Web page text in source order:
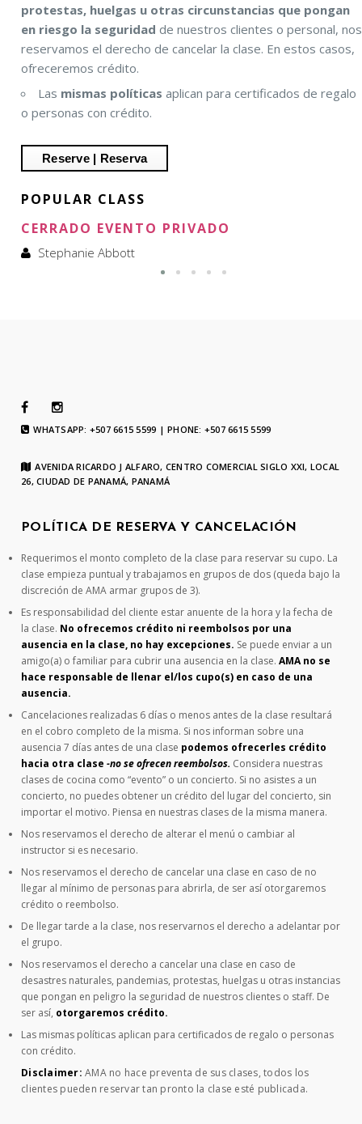
protestas, huelgas u otras circunstancias que pongan
en riesgo la seguridad de nuestros clientes o personal, nos
reservamos el derecho de cancelar la clase. En estos casos,
ofreceremos crédito.
Las mismas políticas aplican para certificados de regalo
o personas con crédito.
POPULAR CLASS
CERRADO EVENTO PRIVADO
Stephanie Abbott
WHATSAPP: +507 6615 5599 | PHONE: +507 6615 5599
AVENIDA RICARDO J ALFARO, CENTRO COMERCIAL SIGLO XXI, LOCAL
26, CIUDAD DE PANAMÁ, PANAMÁ
POLÍTICA DE RESERVA Y CANCELACIÓN
Requerimos el monto completo de la clase para reservar su cupo. La
clase empieza puntual y trabajamos en grupos de dos (queda bajo la
discreción de AMA armar grupos de 3).
Es responsabilidad del cliente estar anuente de la hora y la fecha de
la clase. No ofrecemos crédito ni reembolsos por una
ausencia en la clase, no hay excepciones. Se puede enviar a un
amigo(a) o familiar para cubrir una ausencia en la clase.AMA no se
hace responsable de llenar el/los cupo(s) en caso de una
ausencia.
Cancelaciones realizadas 6 días o menos antes de la clase resultará
en el cobro completo de la misma. Si nos informan sobre una
ausencia 7 días antes de una clase podemos ofrecerles crédito
hacia otra clase-no se ofrecen reembolsos. Considera nuestras
clases de cocina como “evento” o un concierto. Si no asistes a un
concierto, no puedes obtener un crédito del lugar del concierto, sin
importar el motivo. Piensa en nuestras clases de la misma manera.
Nos reservamos el derecho de alterar el menú o cambiar al
instructor si es necesario.
Nos reservamos el derecho de cancelar una clase en caso de no
llegar al mínimo de personas para abrirla, de ser así otorgaremos
crédito o reembolso.
De llegar tarde a la clase, nos reservarnos el derecho a adelantar por
el grupo.
Nos reservamos el derecho a cancelar una clase en caso de
desastres naturales, pandemias, protestas, huelgas u otras instancias
que pongan en peligro la seguridad de nuestros clientes o staff. De
ser así, otorgaremos crédito.
Las mismas políticas aplican para certificados de regalo o personas
con crédito.
Disclaimer: AMA no hace preventa de sus clases, todos los
clientes pueden reservar tan pronto la clase esté publicada.